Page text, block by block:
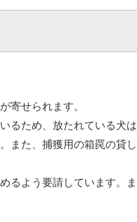
寄せられます。
るため、放たれている犬は
また、捕獲用の箱罠の貸し
るよう要請しています。ま